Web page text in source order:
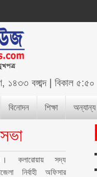
১৪৩৩ বঙ্গাব্দ| বিকাল ৫:৫০
বিনোদন শিক্ষা অন্যান্য
কলারোয়ায় সদ্য
নির্বাহী অফিসার